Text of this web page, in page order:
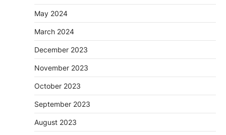
May 2024
March 2024
December 2023
November 2023
October 2023
September 2023
August 2023